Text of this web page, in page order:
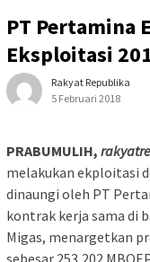
PT Pertamina
Eksploitasi
Rakyat Republika
5 Februari 2018
PRABUMULIH,
melakukan ekploitasi
dinaungi oleh PT
kontrak kerja sama di
Migas, menargetkan